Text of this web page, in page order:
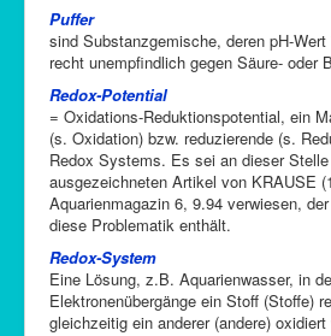
Puffer
sind Substanzgemische, deren pH-
recht unempfindlich gegen Säure- oder
Redox-Potential
= Oxidations-Reduktionspotential, ein
(s. Oxidation) bzw. reduzierende (s.
Redox Systems. Es sei an dieser
ausgezeichneten Artikel von KRAUSE
Aquarienmagazin 6, 9.94 verwiesen,
diese Problematik enthält.
Redox-System
Eine Lösung, z.B. Aquarienwasser, in
Elektronenübergänge ein Stoff (Stoffe)
gleichzeitig ein anderer (andere) oxidiert